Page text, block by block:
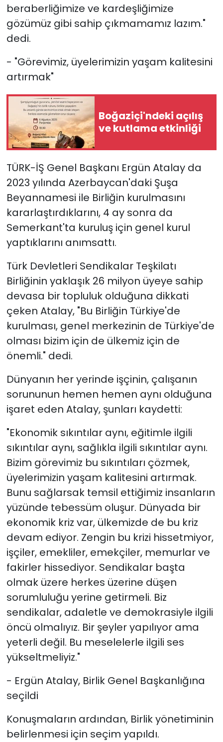
beraberliğimize ve kardeşliğimize
gözümüz gibi sahip çıkmamamız lazım."
dedi.
- "Görevimiz, üyelerimizin yaşam kalitesini
artırmak"
Boğaziçi'ndeki açılış
ve kutlama etkinliği
TÜRK-İŞ Genel Başkanı Ergün Atalay da
2023 yılında Azerbaycan'daki Şuşa
Beyannamesi ile Birliğin kurulmasını
kararlaştırdıklarını, 4 ay sonra da
Semerkant'ta kuruluş için genel kurul
yaptıklarını anımsattı.
Türk Devletleri Sendikalar Teşkilatı
Birliğinin yaklaşık 26 milyon üyeye sahip
devasa bir topluluk olduğuna dikkati
çeken Atalay, "Bu Birliğin Türkiye'de
kurulması, genel merkezinin de Türkiye'de
olması bizim için de ülkemiz için de
önemli." dedi.
Dünyanın her yerinde işçinin, çalışanın
sorununun hemen hemen aynı olduğuna
işaret eden Atalay, şunları kaydetti:
"Ekonomik sıkıntılar aynı, eğitimle ilgili
sıkıntılar aynı, sağlıkla ilgili sıkıntılar aynı.
Bizim görevimiz bu sıkıntıları çözmek,
üyelerimizin yaşam kalitesini artırmak.
Bunu sağlarsak temsil ettiğimiz insanların
yüzünde tebessüm oluşur. Dünyada bir
ekonomik kriz var, ülkemizde de bu kriz
devam ediyor. Zengin bu krizi hissetmiyor,
işçiler, emekliler, emekçiler, memurlar ve
fakirler hissediyor. Sendikalar başta
olmak üzere herkes üzerine düşen
sorumluluğu yerine getirmeli. Biz
sendikalar, adaletle ve demokrasiyle ilgili
öncü olmalıyız. Bir şeyler yapılıyor ama
yeterli değil. Bu meselelerle ilgili ses
yükseltmeliyiz."
- Ergün Atalay, Birlik Genel Başkanlığına
seçildi
Konuşmaların ardından, Birlik yönetiminin
belirlenmesi için seçim yapıldı.